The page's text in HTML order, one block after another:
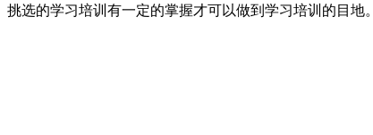
挑选的学习培训有一定的掌握才可以做到学习培训的目地。